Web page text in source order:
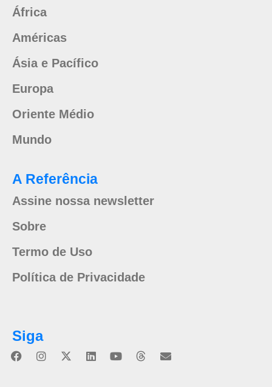
África
Américas
Ásia e Pacífico
Europa
Oriente Médio
Mundo
A Referência
Assine nossa newsletter
Sobre
Termo de Uso
Política de Privacidade
Siga